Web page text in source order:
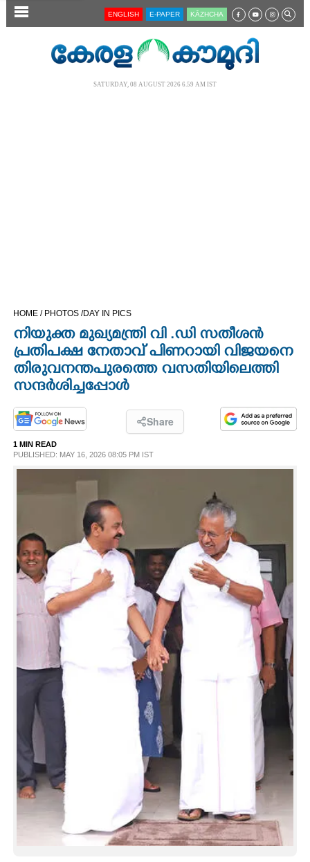
SECTIONS
OPINION
LIFESTYLE
ART
ASTRO
CARTOONS
LITERATURE
ZOOM
CONTACT US
ENGLISH E-PAPER KĀZHCHA
SATURDAY, 08 AUGUST 2026 6.59 AM IST
HOME / PHOTOS /DAY IN PICS
നിയുക്ത മുഖ്യമന്ത്രി വി .ഡി സതീശൻ
പ്രതിപക്ഷ നേതാവ് പിണറായി വിജയനെ
തിരുവനന്തപുരത്തെ വസതിയിലെത്തി
സന്ദർശിച്ചപ്പോൾ
Share
1 MIN READ
PUBLISHED: MAY 16, 2026 08:05 PM IST